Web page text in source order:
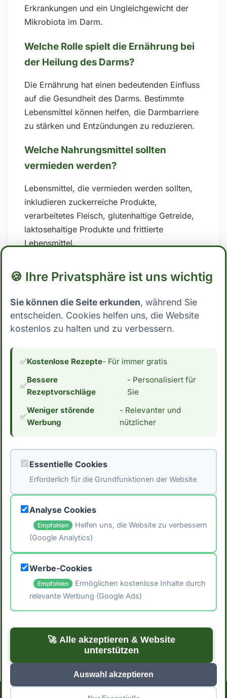
Erkrankungen und ein Ungleichgewicht der
Mikrobiota im Darm.
Welche Rolle spielt die Ernährung bei
der Heilung des Darms?
Die Ernährung hat einen bedeutenden Einfluss
auf die Gesundheit des Darms. Bestimmte
Lebensmittel können helfen, die Darmbarriere
zu stärken und Entzündungen zu reduzieren.
Welche Nahrungsmittel sollten
vermieden werden?
Lebensmittel, die vermieden werden sollten,
inkludieren zuckerreiche Produkte,
verarbeitetes Fleisch, glutenhaltige Getreide,
laktosehaltige Produkte und frittierte
Lebensmittel.
umstellen, um die Darmgesundheit zu
fördern?
Eine Planung der Mahlzeiten im Voraus und
die Erstellung einer Einkaufsliste sind hilfreich.
Blattgemüse, fettreiche Fische und
fermentierte Produkte in Ihre Ernährung.
darmfreundliche Ernährung?
Quinoa-Salat, Lachs mit Gemüse und
fermentierter Joghurt können helfen, die
Umstellung auf eine darmfreundliche
Ernährung zu erleichtern.
🖨️ Artikel drucken
← Zurück zum Blog
Zu den Rezepten →
🍪 Ihre Privatsphäre ist uns wichtig
Sie können die Seite erkunden, während Sie
entscheiden. Cookies helfen uns, die Website
kostenlos zu halten und zu verbessern.
✅Kostenlose Rezepte- Für immer gratis
✅
Bessere
Rezeptvorschläge
- Personalisiert für
Sie
✅
Weniger störende
Werbung
- Relevanter und
nützlicher
Essentielle Cookies
Erforderlich für die Grundfunktionen der Website
Analyse Cookies
Empfohlen
Helfen uns, die Website zu verbessern
(Google Analytics)
Werbe-Cookies
Empfohlen
Ermöglichen kostenlose Inhalte durch
relevante Werbung (Google Ads)
🚀 Alle akzeptieren & Website
unterstützen
Auswahl akzeptieren